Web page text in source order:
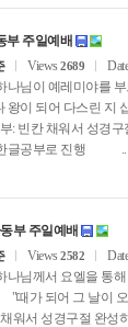
부 주일예배
Views2689
나님이 예레미야
왕이 되어 다스린
: 빈칸 채워서 성경
한글공부로 진행 ..
부 주일예배
Views2582
하나님께서 요엘을
어 그 날이 오면 내
채워서 성경구절 완